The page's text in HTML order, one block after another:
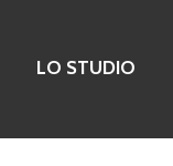
LO STUDIO